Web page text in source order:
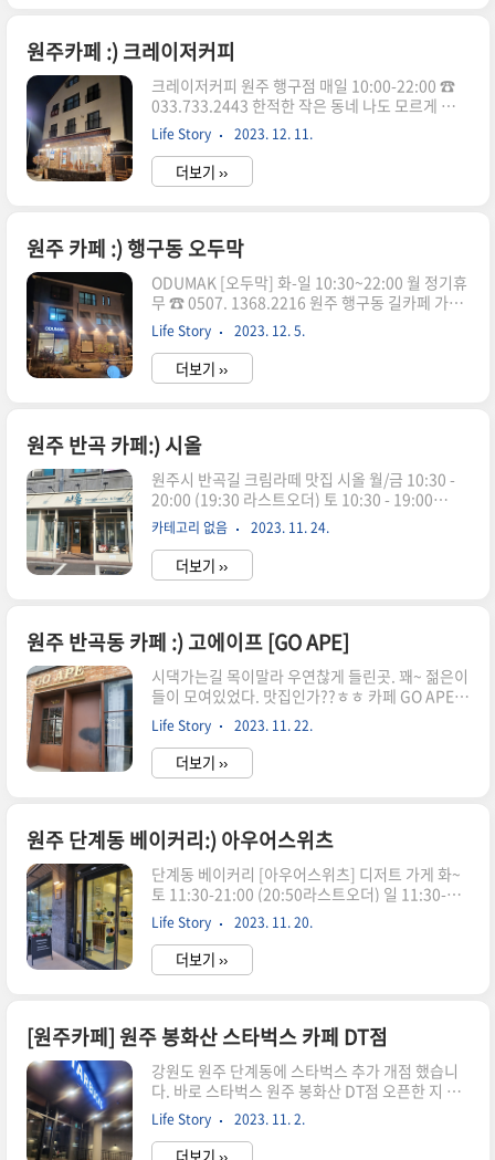
수제! 수제에이드와 수제청도 준비되어있다. 옆
벽면에 여러 케익류와 유기농 사과즙, 밀크티, 딸기
라떼 그리고아이들이 좋아하는 어린이 음료까지 준
비되어있다. 꽤 많은 베이커리가 준비 되어있음.주
말이라 그런지 베이커리가 몇개 안남아 있어 아쉬
웠다.그만큼 엄청 많은 손님이 다녀..
원주카페 :) 크레이저커피
크레이저커피 원주 행구점 매일 10:00-22:00 ☎
033.733.2443 한적한 작은 동네 나도 모르게 시선
이 가는 카페 왜이리 이뻐? 카페안 분위기가 예상
되는 외관~ 순간 여기는 제주도? 라는 생각을. 돌담
이 매력적이다. 완전 내 스타일 차분한 우드에 통통
튀는 발랄한 배경음악. 넓은 매장에 감성적인 인테
카페 내부 감상은 잠시 접고 음료 주문 고고 ~ 음료
외에 여러가지 디저트도 판매 주문하고 나서 천천
히 카페 내부 구경 사장님이 직접 가져다 주신 음료
매장 끝나는 시간이 가까워 1회용컵에 주심 크레이
저라떼 [6,000원] 따뜻 아메리카노 [4,000원] 티
라미수 [5,500원] 미니파운드 [3,500원..
Life Story 2023. 12. 11.
더보기 ››
원주 카페 :) 행구동 오두막
ODUMAK [오두막] 화-일 10:30~22:00 월 정기휴
무 ☎ 0507. 1368.2216 원주 행구동 길카페 가기
전 영강교회 뒷편에 새로운 택지가 생겼다. 와우~
몰랐다. 이리 좋은 마을이 생겼을줄이야. 스테이크
식당과 커피집 두세곳. 앞으로 더 형성 되지 않을까
싶다. 오늘은 그중~ 이름이 정겨운 오두막! 카페에
보임. [노키즈존] 대신 생긴 [케어키즈존] 아이를
동반한 고객들을 향해 자녀의 적극적 케어를 요구
하는 메세지. 그럼그럼~ 이게 맞지. 어디서든 아이
는 부모가 책임져야 하는. 화이트 앤 우드 그리고 멋
스러운 식물들. 포근하고 따뜻한 느낌. 깔끔한 인테
리어가 굉장한 편안함을 준다. 다양한 ..
Life Story 2023. 12. 5.
더보기 ››
원주 반곡 카페:) 시올
원주시 반곡길 크림라떼 맛집 시올 월/금 10:30 -
20:00 (19:30 라스트오더) 토 10:30 - 19:00
(18:30 라스트오더) 일( 정기휴무) ☎ 0507-
1374-2088 시올이란 ? 시누이와 올케 준말이라
하네요. 환하고 깔끔한 입구부터 마음에 드네요.
앞/옆라인에 널널한 주차공간 또한 최고입니다. 5
도 맛있는 집. 프레즐과 시오빵은. . 두말하믄 잔소
리. 다양한 디저트 종류가 있어 골라먹는 재미가 좋
아요. 보기엔 불편할꺼 같은 의자. 착석해 앉으니
몇시간 동안 불편함 1도 없어요. 테이블 간 거리가
짧아 다소 신경쓰이지만 커피에 심취되믄 전혀 문
제될게 없네요 ㅎㅎ 곳곳 아기자기한 소품들과..
카테고리 없음 2023. 11. 24.
더보기 ››
원주 반곡동 카페 :) 고에이프 [GO APE]
시댁가는길 목이말라 우연찮게 들린곳. 꽤~ 젊은이
들이 모여있었다. 맛집인가??ㅎㅎ 카페 GO APE
월 정기휴무 화 - 일 12:00~22:00 (21:30라스트오
더) 이름이. . 이름이. . 고에이프 GO APE- (..에) 열
중하다. 열광(심취)하다. 모카크림라떼 한잔 주문!!
곳곳에 와플과 크럼블 드시는 분들이 많았다. 여기
문한 디저트 내보냄. 다음엔 디저트도 먹어봐야지~
인테리어가 굉장히 클래식하고 고급스럽군. 전체
적인 컷도 남기고 싶었지만 사람들이 넘 많았음 ㅠ.
ㅠ 요건 담 기회에 찰칵!! 음료 들고 나오는길 오호
~ 옆에 야외공간도 있네! 앞에 주차된 차량들만 없
음 하늘보며 차한잔 좋을듯. 이런이런 ..
Life Story 2023. 11. 22.
더보기 ››
원주 단계동 베이커리:) 아우어스위츠
단계동 베이커리 [아우어스위츠] 디저트 가게 화~
토 11:30-21:00 (20:50라스트오더) 일 11:30-
19:30 (19:20라스트오더) 월 정기휴무 033)733-
7710 빵나오는 시간 -> 베이커리 11:30/도넛
12:30 안녕 산타!! 가게에 들어서면 파랑 산타와 빛
나는 나의 인생을 응원하는 응원 메세지가 맞이해
매장밖~ 날씨 좋은날은 맑은 하늘보며 커피한잔 해
도 좋을듯 싶네요. 11월 이벤트/타임 세일 [매장이
용시만 적용] 뜨악~ 풍미1등인 고메버터. 역시 디
저트가 맛있는 이유가 있었군요. 개인적으로 최고
버터라고 생각하는 엘르앤비르 고메버터와 이즈니
고메버터. 둘다 프랑스 원산지로 풍미가 끝..
Life Story 2023. 11. 20.
더보기 ››
[원주카페] 원주 봉화산 스타벅스 카페 DT점
강원도 원주 단계동에 스타벅스 추가 개점 했습니
다. 바로 스타벅스 원주 봉화산 DT점 오픈한 지 얼
마 되지 않아 깨끗하고 2층으로 넓고 DT까지 가능
합니다. 위치 강원도 원주시 서원대로 48 주차장은
규모에 비해 협소한 편이긴 합니다. 원주 스타벅스
Life Story 2023. 11. 2.